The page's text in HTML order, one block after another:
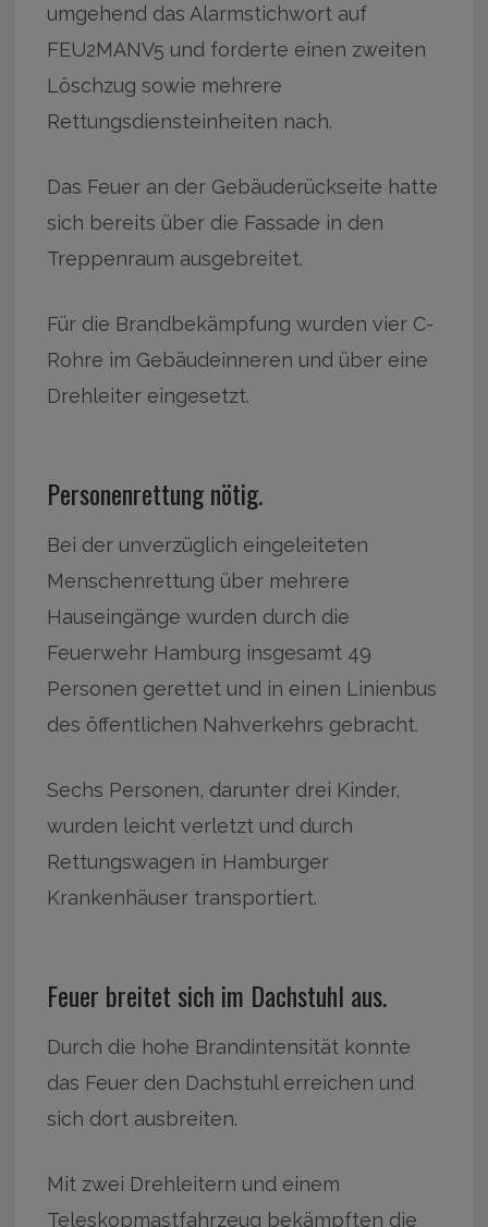
umgehend das Alarmstichwort auf
FEU2MANV5 und forderte einen zweiten
Löschzug sowie mehrere
Rettungsdiensteinheiten nach.
Das Feuer an der Gebäuderückseite hatte
sich bereits über die Fassade in den
Treppenraum ausgebreitet.
Für die Brandbekämpfung wurden vier C-
Rohre im Gebäudeinneren und über eine
Drehleiter eingesetzt.
Personenrettung nötig.
Bei der unverzüglich eingeleiteten
Menschenrettung über mehrere
Hauseingänge wurden durch die
Feuerwehr Hamburg insgesamt 49
Personen gerettet und in einen Linienbus
des öffentlichen Nahverkehrs gebracht.
Sechs Personen, darunter drei Kinder,
wurden leicht verletzt und durch
Rettungswagen in Hamburger
Krankenhäuser transportiert.
Feuer breitet sich im Dachstuhl aus.
Durch die hohe Brandintensität konnte
das Feuer den Dachstuhl erreichen und
sich dort ausbreiten.
Mit zwei Drehleitern und einem
Teleskopmastfahrzeug bekämpften die